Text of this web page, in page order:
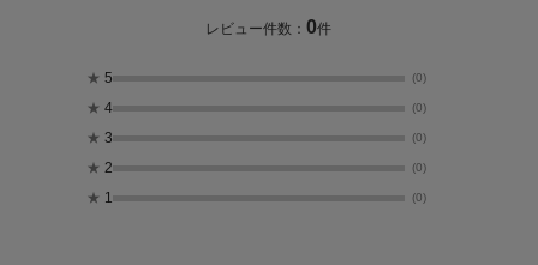
レビュー件数：0件
★ 5 (0)
★ 4 (0)
★ 3 (0)
★ 2 (0)
★ 1 (0)